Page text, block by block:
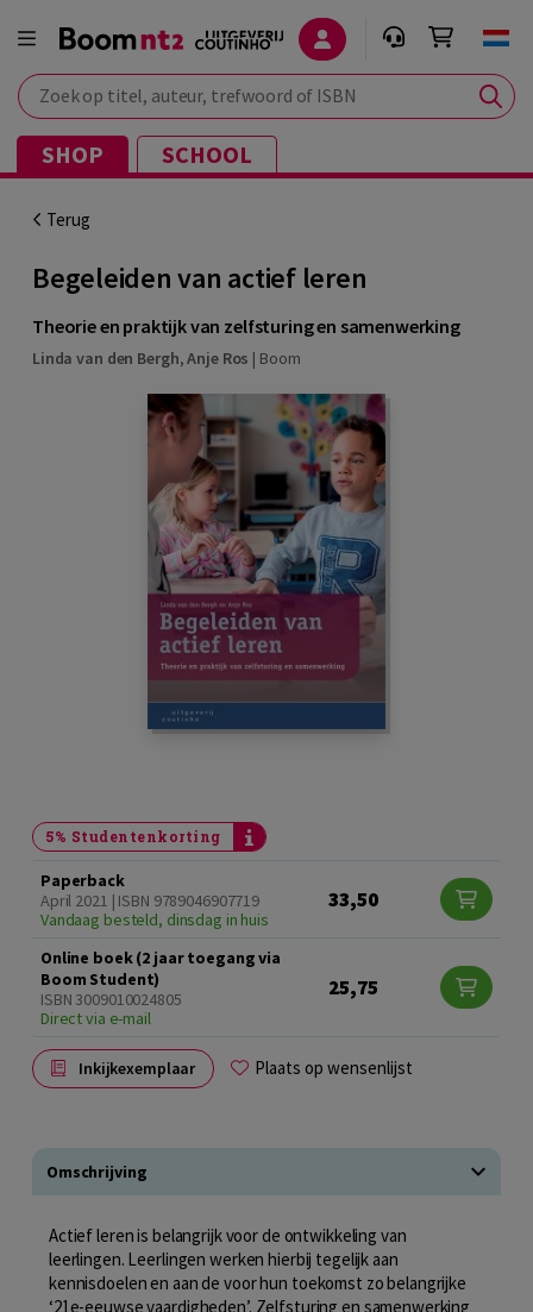
Zoek op titel, auteur, trefwoord of ISBN
SHOP SCHOOL
Terug
Begeleiden van actief leren
Theorie en praktijk van zelfsturing en samenwerking
Linda van den Bergh,Anje Ros | Boom
5% Studentenkorting
Paperback
April 2021 | ISBN 9789046907719
Vandaag besteld, dinsdag in huis
33,50
Online boek (2 jaar toegang via
Boom Student)
ISBN 3009010024805
Direct via e-mail
25,75
Inkijkexemplaar Plaats op wensenlijst
Omschrijving
Actief leren is belangrijk voor de ontwikkeling van
leerlingen. Leerlingen werken hierbij tegelijk aan
kennisdoelen en aan de voor hun toekomst zo belangrijke
‘21e-eeuwse vaardigheden’. Zelfsturing en samenwerking